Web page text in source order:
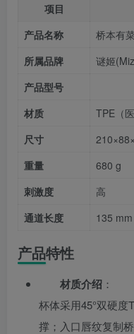
项目
产品名称
桥本有
所属品牌
谜姬
产品型号
材质
TPE（
尺寸
重量
680 g
刺激度
高
通道长度
135 mm
产品特性
材质介绍 ：
杯体采用45°双硬度
撑；入口唇纹复制